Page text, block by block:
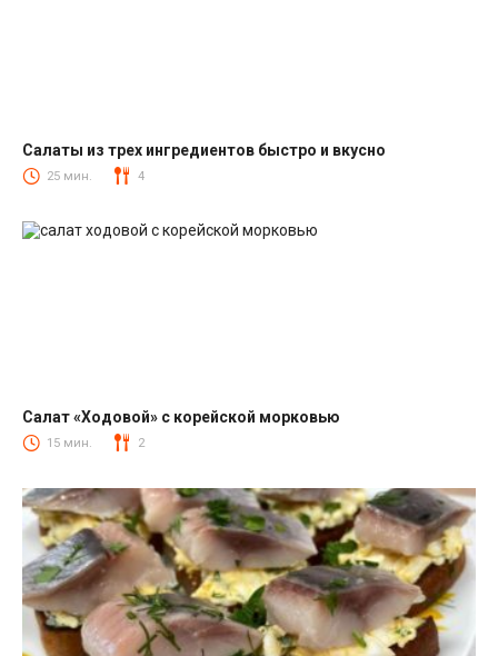
Салаты
Салаты из трех ингредиентов быстро и вкусно
25 мин. 4
Салаты с корейской морковкой
Салат «Ходовой» с корейской морковью
15 мин. 2